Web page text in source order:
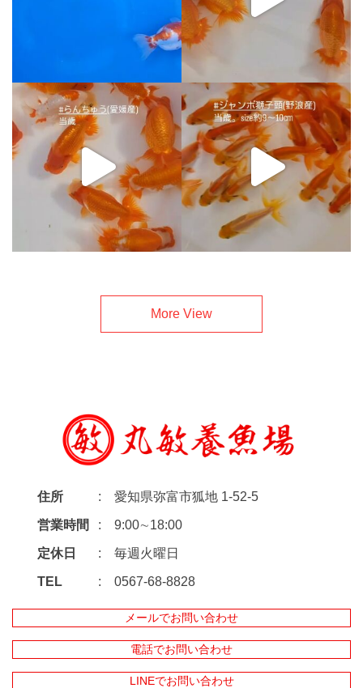
More View
住所 愛知県弥富市狐地 1-52-5
営業時間 9:00∼18:00
定休日 毎週火曜日
TEL 0567-68-8828
メールでお問い合わせ
電話でお問い合わせ
LINEでお問い合わせ